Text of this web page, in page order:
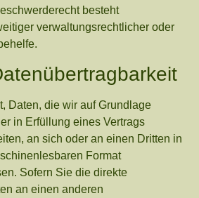
besteht
verwaltungsrechtlicher oder
Daten, die wir auf Grundlage
in Erfüllung eines Vertrags
an sich oder an einen Dritten in
Format
Sofern Sie die direkte
an einen anderen